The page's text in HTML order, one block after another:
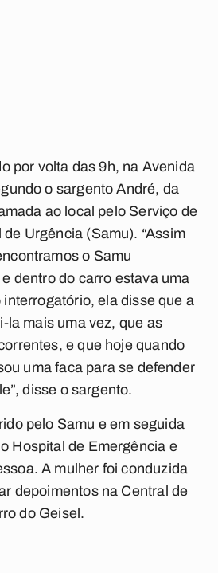
por volta das 9h, na Avenida
o sargento André, da
ao local pelo Serviço de
Urgência (Samu). “Assim
o Samu
dentro do carro estava uma
ela disse que a
la mais uma vez, que as
e que hoje quando
uma faca para se defender
disse o sargento.
pelo Samu e em seguida
Hospital de Emergência e
A mulher foi conduzida
depoimentos na Central de
do Geisel.